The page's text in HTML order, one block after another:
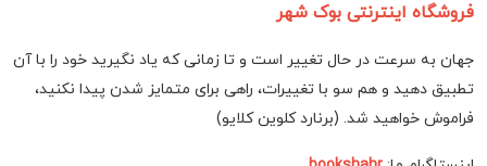
فروشگاه اینترنتی بوک شهر
جهان به سرعت در حال تغییر است و تا زمانی که یاد نگیرید خود را با آن
تطبیق دهید و هم سو با تغییرات، راهی برای متمایز شدن پیدا نکنید،
فراموش خواهید شد. (برنارد کلوین کلایو)